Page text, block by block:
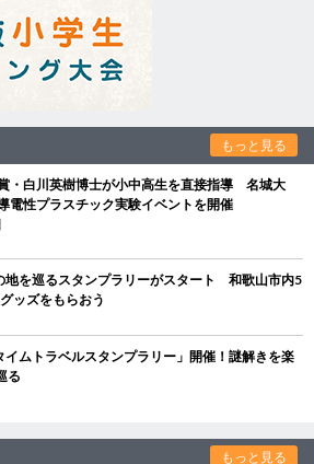
もっと見る
・白川英樹博士が小中高生を直接指導 名城大
電性プラスチック実験イベントを開催
地を巡るスタンプラリーがスタート 和歌山市内5
ッズをもらおう
ムトラベルスタンプラリー」開催！謎解きを楽
る
もっと見る